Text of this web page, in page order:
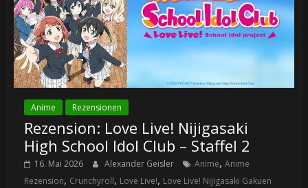
Anime Rezensionen
Rezension: Love Live! Nijigasaki
High School Idol Club – Staffel 2
16. Mai 2026 Alexander Geisler Anime, Anime
Rezension, Crunchyroll, Love Live!, Love Live! Nijigasaki Gakuen